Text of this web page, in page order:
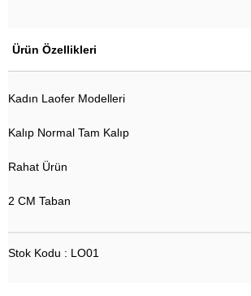
Ürün Özellikleri
Kadın Laofer Modelleri
Kalıp Normal Tam Kalıp
Rahat Ürün
2 CM Taban
Stok Kodu : LO01